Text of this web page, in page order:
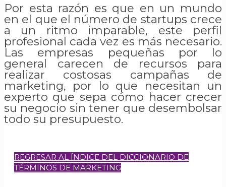
Por esta razón es que en un mundo
en el que el número de startups crece
a un ritmo imparable, este perfil
profesional cada vez es más necesario.
Las empresas pequeñas por lo
general carecen de recursos para
realizar costosas campañas de
marketing, por lo que necesitan un
experto que sepa cómo hacer crecer
su negocio sin tener que desembolsar
todo su presupuesto.
REGRESAR AL ÍNDICE DEL DICCIONARIO DE
TÉRMINOS DE MARKETING